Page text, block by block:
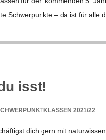
Schwer­punkte – da ist für alle
isst!
2021/22
dich gern mit